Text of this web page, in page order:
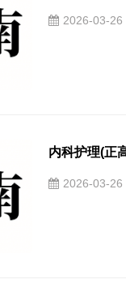
2026-03-26
内科护理(正
2026-03-26